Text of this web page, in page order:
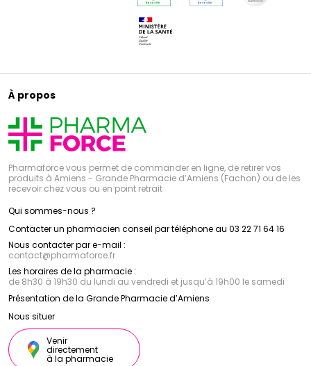
À propos
Pharmaforce vous permet de commander en ligne, de retirer vos
produits à Amiens - Grande Pharmacie d’Amiens (Fachon) ou de les
recevoir chez vous ou en point retrait
Qui sommes-nous ?
Contacter un pharmacien conseil par téléphone au 03 22 71 64 16
Nous contacter par e-mail :
contact@pharmaforce.fr
Les horaires de la pharmacie :
de 8h30 à 19h30 du lundi au vendredi et jusqu’à 19h00 le samedi
Présentation de la Grande Pharmacie d’Amiens
Nous situer
Venir
directement
à la pharmacie